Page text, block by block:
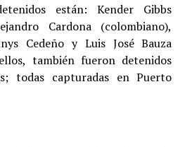
están: Kender Gibbs
Cardona (colombiano),
Cedeño y Luis José Bauza
también fueron detenidos
todas capturadas en Puerto